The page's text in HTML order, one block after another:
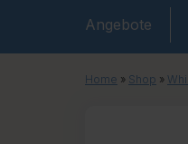
Angebote
Home » Shop »